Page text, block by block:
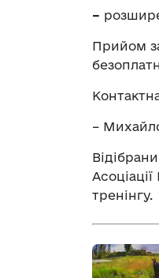
–
Прийом
–
тренінгу.